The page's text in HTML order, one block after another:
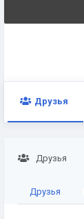
Друзья
Друзья
Друзья